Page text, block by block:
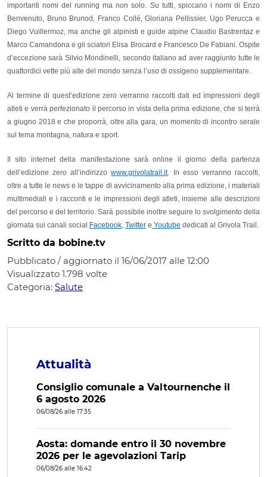
importanti nomi del running ma non solo. Su tutti, spiccano i nomi di Enzo
Benvenuto, Bruno Brunod, Franco Collé, Gloriana Pellissier, Ugo Perucca e
Diego Vuillermoz, ma anche gli alpinisti e guide alpine Claudio Bastrentaz e
Marco Camandona e gli sciatori Elisa Brocard e Francesco De Fabiani. Ospite
d’eccezione sarà Silvio Mondinelli, secondo italiano ad aver raggiunto tutte le
quattordici vette più alte del mondo senza l’uso di ossigeno supplementare.
Al termine di quest’edizione zero verranno raccolti dati ed impressioni degli
atleti e verrà perfezionato il percorso in vista della prima edizione, che si terrà
a giugno 2018 e che proporrà, oltre alla gara, un momento di incontro serale
sul tema montagna, natura e sport.
Il sito internet della manifestazione sarà online il giorno della partenza
dell’edizione zero all’indirizzowww.grivolatrail.it. In esso verranno raccolti,
oltre a tutte le news e le tappe di avvicinamento alla prima edizione, i materiali
multimediali e i racconti e le impressioni degli atleti, insieme alle descrizioni
del percorso e del territorio. Sarà possibile inoltre seguire lo svolgimento della
giornata sui canali social Facebook, Twitter e Youtube dedicati al Grivola Trail.
Scritto da bobine.tv
Pubblicato / aggiornato il 16/06/2017 alle 12:00
Visualizzato 1.798 volte
Categoria: Salute
Attualità
Consiglio comunale a Valtournenche il
6 agosto 2026
06/08/26 alle 17:35
Aosta: domande entro il 30 novembre
2026 per le agevolazioni Tarip
06/08/26 alle 16:42